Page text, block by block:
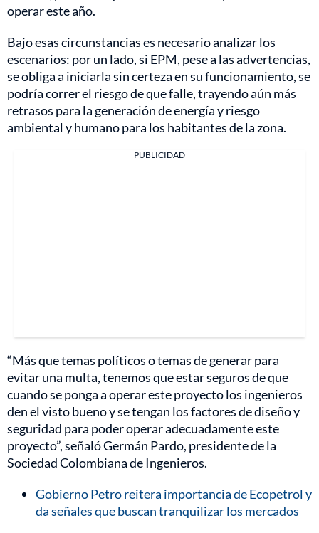
operar este año.
Bajo esas circunstancias es necesario analizar los
escenarios: por un lado, si EPM, pese a las advertencias,
se obliga a iniciarla sin certeza en su funcionamiento, se
podría correr el riesgo de que falle, trayendo aún más
retrasos para la generación de energía y riesgo
ambiental y humano para los habitantes de la zona.
PUBLICIDAD
“Más que temas políticos o temas de generar para
evitar una multa, tenemos que estar seguros de que
cuando se ponga a operar este proyecto los ingenieros
den el visto bueno y se tengan los factores de diseño y
seguridad para poder operar adecuadamente este
proyecto”, señaló Germán Pardo, presidente de la
Sociedad Colombiana de Ingenieros.
Gobierno Petro reitera importancia de Ecopetrol y
da señales que buscan tranquilizar los mercados